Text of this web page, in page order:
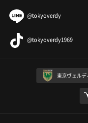
@tokyoverdy
@tokyoverdy1969
東京ヴェルデ